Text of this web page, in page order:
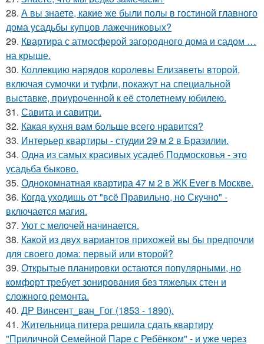
28. А вы знаете, какие же были полы в гостиной главного
дома усадьбы купцов лажечниковых?
29. Квартира с атмосферой загородного дома и садом …
на крыше.
30. Коллекцию нарядов королевы Елизаветы второй,
включая сумочки и туфли, покажут на специальной
выставке, приуроченной к её столетнему юбилею.
31. Савита и савитри.
32. Какая кухня вам больше всего нравится?
33. Интерьер квартиры - студии 29 м 2 в Бразилии.
34. Одна из самых красивых усадеб Подмосковья - это
усадьба быково.
35. Однокомнатная квартира 47 м 2 в ЖК Ever в Москве.
36. Когда уходишь от "всё Правильно, но Скучно" -
включается магия.
37. Уют с мелочей начинается.
38. Какой из двух вариантов прихожей вы бы предпочли
для своего дома: первый или второй?
39. Открытые планировки остаются популярными, но
комфорт требует зонирования без тяжелых стен и
сложного ремонта.
40. ДР Винсент_ван_Гог (1853 - 1890).
41. Жительница питера решила сдать квартиру
"Приличной Семейной Паре с Ребёнком" - и уже через